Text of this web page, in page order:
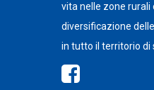
vita nelle zone rurali
diversificazione
in tutto il territorio di